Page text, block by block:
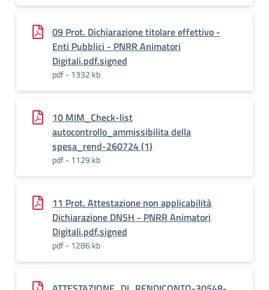
09 Prot. Dichiarazione titolare effettivo -
Enti Pubblici - PNRR Animatori
Digitali.pdf.signed
pdf - 1332 kb
10 MIM_Check-list
autocontrollo_ammissibilita della
spesa_rend-260724 (1)
pdf - 1129 kb
11 Prot. Attestazione non applicabilità
Dichiarazione DNSH - PNRR Animatori
Digitali.pdf.signed
pdf - 1286 kb